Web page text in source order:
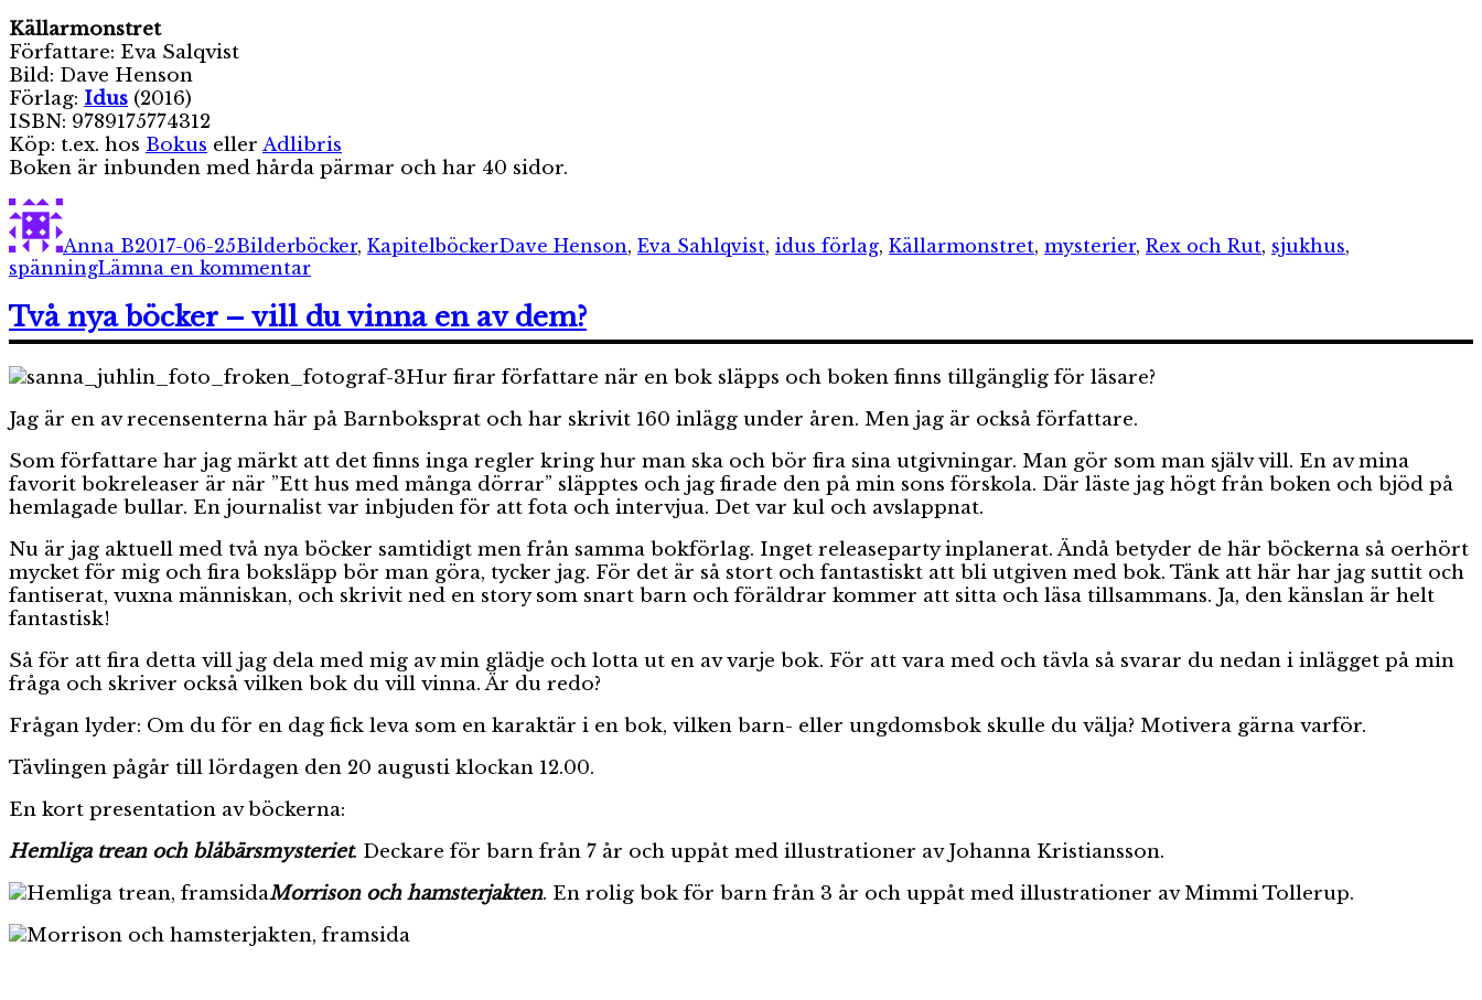
Källarmonstret
Författare: Eva Salqvist
Bild: Dave Henson
Förlag: Idus (2016)
ISBN: 9789175774312
Köp: t.ex. hos Bokus eller Adlibris
Boken är inbunden med hårda pärmar och har 40 sidor.
Författare
Anna B2017-06-25Bilderböcker, KapitelböckerDave Henson, Eva Sahlqvist, idus förlag, Källarmonstret, mysterier, Rex och Rut, sjukhus,
spänningLämna en kommentartill
och
Rut.
Två nya böcker – vill du vinna en av dem?
Hur firar författare när en bok släpps och boken finns tillgänglig för läsare?
Jag är en av recensenterna här på Barnboksprat och har skrivit 160 inlägg under åren. Men jag är också författare.
Som författare har jag märkt att det finns inga regler kring hur man ska och bör fira sina utgivningar. Man gör som man själv vill. En av mina
favorit bokreleaser är när ”Ett hus med många dörrar” släpptes och jag firade den på min sons förskola. Där läste jag högt från boken och bjöd på
hemlagade bullar. En journalist var inbjuden för att fota och intervjua. Det var kul och avslappnat.
Nu är jag aktuell med två nya böcker samtidigt men från samma bokförlag. Inget releaseparty inplanerat. Ändå betyder de här böckerna så oerhört
mycket för mig och fira boksläpp bör man göra, tycker jag. För det är så stort och fantastiskt att bli utgiven med bok. Tänk att här har jag suttit och
fantiserat, vuxna människan, och skrivit ned en story som snart barn och föräldrar kommer att sitta och läsa tillsammans. Ja, den känslan är helt
fantastisk!
Så för att fira detta vill jag dela med mig av min glädje och lotta ut en av varje bok. För att vara med och tävla så svarar du nedan i inlägget på min
fråga och skriver också vilken bok du vill vinna. Är du redo?
Frågan lyder: Om du för en dag fick leva som en karaktär i en bok, vilken barn- eller ungdomsbok skulle du välja? Motivera gärna varför.
Tävlingen pågår till lördagen den 20 augusti klockan 12.00.
En kort presentation av böckerna:
Hemliga trean och blåbärsmysteriet. Deckare för barn från 7 år och uppåt med illustrationer av Johanna Kristiansson.
Morrison och hamsterjakten. En rolig bok för barn från 3 år och uppåt med illustrationer av Mimmi Tollerup.